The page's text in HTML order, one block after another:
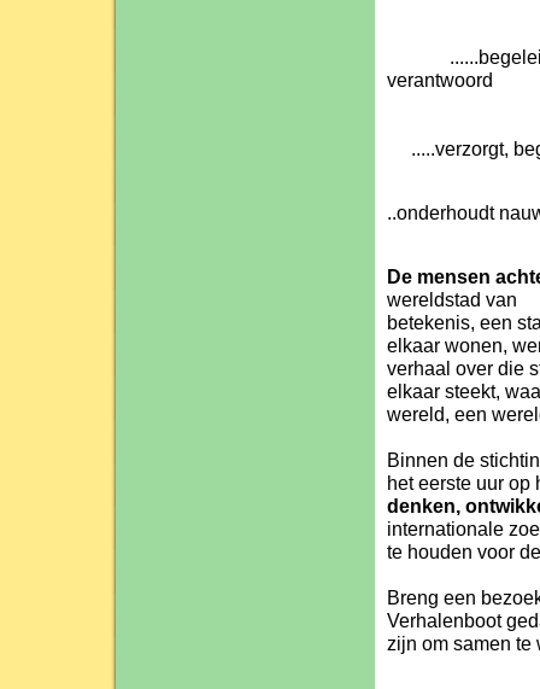
......begeleidt
verantwoord
.....verzorgt,
..onderhoudt
De mensen
wereldstad van
betekenis, een
elkaar wonen,
verhaal over die
elkaar steekt,
wereld, een
Binnen de
het eerste uur op
denken,
internationale
te houden voor
Breng een
Verhalenboot
zijn om samen te